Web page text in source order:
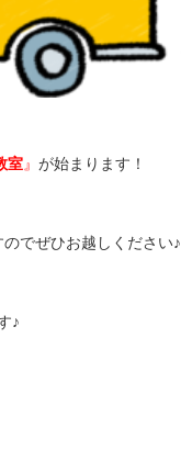
室』 が始まります！
でぜひお越しください♪
♪